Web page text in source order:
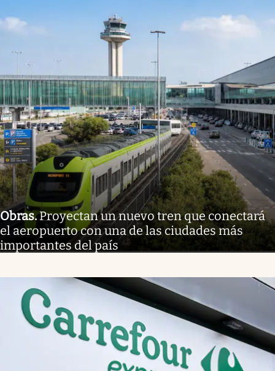
Obras.Proyectan un nuevo tren que conectará
el aeropuerto con una de las ciudades más
importantes del país